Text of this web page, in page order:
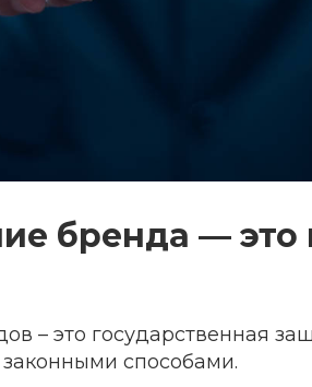
бренда — это
– это государственная
способами.